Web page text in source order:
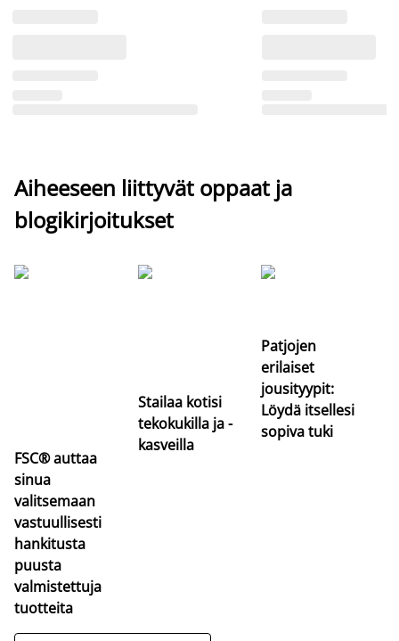
Aiheeseen liittyvät oppaat ja
blogikirjoitukset
FSC® auttaa
sinua
valitsemaan
vastuullisesti
hankitusta
puusta
valmistettuja
tuotteita
Stailaa kotisi
tekokukilla ja -
kasveilla
Patjojen
erilaiset
jousityypit:
Löydä itsellesi
sopiva tuki